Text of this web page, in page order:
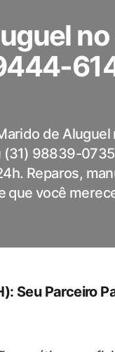
no
de Aluguel
98839-
Reparos,
que você
Seu Parceiro